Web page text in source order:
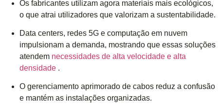
Os fabricantes utilizam agora materiais mais ecológicos,
o que atrai utilizadores que valorizam a sustentabilidade.
Data centers, redes 5G e computação em nuvem
impulsionam a demanda, mostrando que essas soluções
atendem necessidades de alta velocidade e alta
densidade .
O gerenciamento aprimorado de cabos reduz a confusão
e mantém as instalações organizadas.